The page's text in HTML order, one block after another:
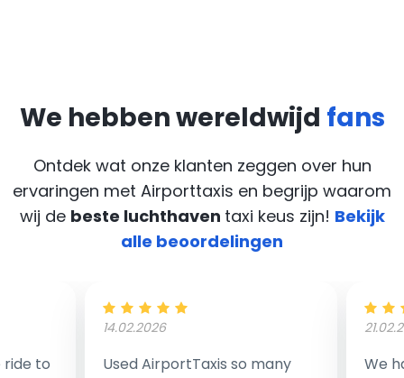
We hebben wereldwijd fans
Ontdek wat onze klanten zeggen over hun
ervaringen met Airporttaxis en begrijp waarom
wij de beste luchthaven taxi keus zijn! Bekijk
alle beoordelingen
to
14.02.2026
Used AirportTaxis so many
We